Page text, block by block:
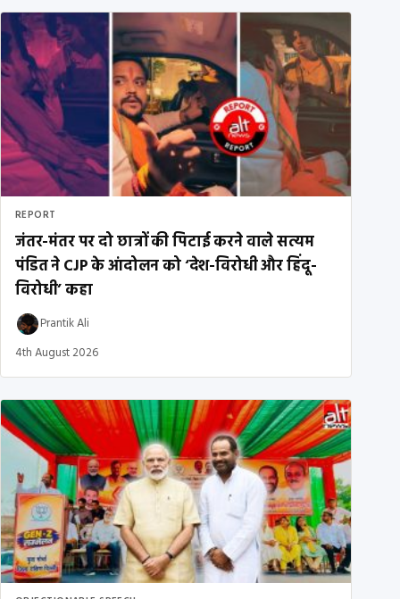
REPORT
जंतर-मंतर पर दो छात्रों की पिटाई करने वाले सत्यम
पंडित ने CJP के आंदोलन को ‘देश-विरोधी और हिंदू-
विरोधी’ कहा
Prantik Ali
4th August 2026